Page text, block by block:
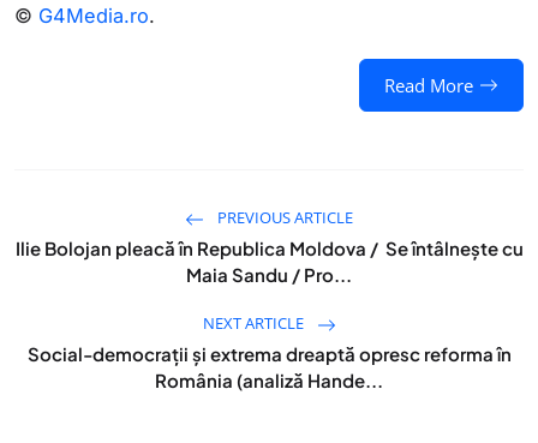
© G4Media.ro.
Read More
PREVIOUS ARTICLE
Ilie Bolojan pleacă în Republica Moldova / Se întâlnește cu
Maia Sandu / Pro...
NEXT ARTICLE
Social-democrații și extrema dreaptă opresc reforma în
România (analiză Hande...